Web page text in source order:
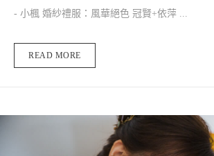
- 小楓 婚紗禮服：風華絕色 冠賢+依萍 ...
READ MORE